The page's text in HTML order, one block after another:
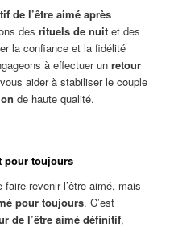
de l’être aimé après
desrituels de nuit et des
la confiance et la fidélité
à effectuer unretour
aider à stabiliser le couple
de haute qualité.
pour toujours
faire revenir l’être aimé, mais
pour toujours. C’est
de l’être aimé définitif,